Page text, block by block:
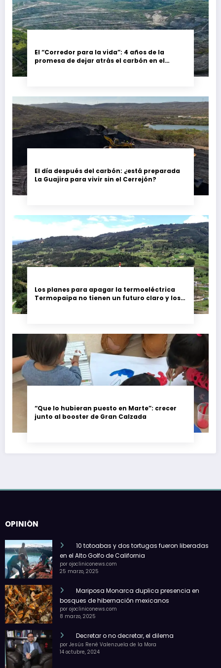
El “Corredor para la vida”: 4 años de la
promesa de dejar atrás el carbón en el
El día después del carbón: ¿está preparada
La Guajira para vivir sin el Cerrejón?
Los planes para apagar la termoeléctrica
Termopaipa no tienen un futuro claro y los
“Que lo hubieran puesto en Marte”: crecer
junto al booster de Gran Calzada
OPINIÓN
10 totoabas y dos tortugas fueron liberadas
en el Alto Golfo de California
por ojocliniconews.com
25 marzo, 2025
Mariposa Monarca duplica presencia en
bosques de hibernación mexicanos
por ojocliniconews.com
8 marzo, 2025
Decretar o no decretar, el dilema
por Jesús René Valenzuela de la Mora
14 octubre, 2024